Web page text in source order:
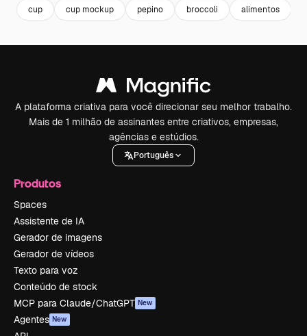
cup cup mockup pepino broccoli alimentos
A plataforma criativa para você direcionar seu melhor trabalho.
Mais de 1 milhão de assinantes entre criativos, empresas,
agências e estúdios.
Português
Produtos
Spaces
Assistente de IA
Gerador de imagens
Gerador de vídeos
Texto para voz
Conteúdo de stock
MCP para Claude/ChatGPT New
Agentes New